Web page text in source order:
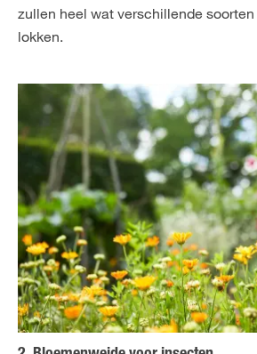
zullen heel wat verschillende
lokken.